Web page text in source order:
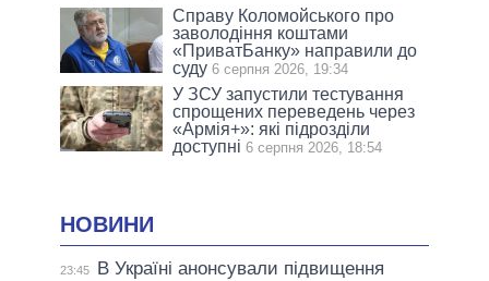
Справу Коломойського про
заволодіння коштами
«ПриватБанку» направили до
суду 6 серпня 2026, 19:34
У ЗСУ запустили тестування
спрощених переведень через
«Армія+»: які підрозділи
доступні 6 серпня 2026, 18:54
НОВИНИ
23:45
В Україні анонсували підвищення